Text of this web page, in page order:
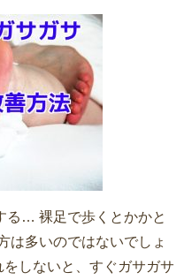
る… 裸足で歩くとかかと
は多いのではないでしょ
しないと、すぐガサガサ